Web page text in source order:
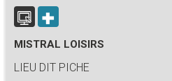
MISTRAL LOISIRS
LIEU DIT PICHE